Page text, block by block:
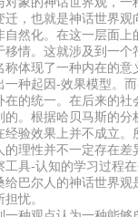
迁，也就是神话世界
自然化。在这一层面
移情。这就涉及到一
称体现了一种内在的
一种起因-效果模型。
在的统一。在后来的
的。根据哈贝马斯的
经验效果上并不成立
的理性并不一定存在
工具-认知的学习过程
给巴尔人的神话世界
忧。